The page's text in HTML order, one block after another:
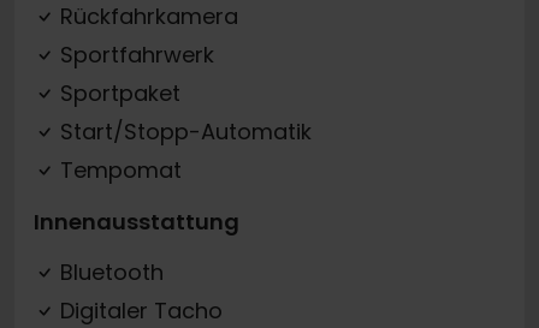
Rückfahrkamera
Sportfahrwerk
Sportpaket
Start/Stopp-Automatik
Tempomat
Innenausstattung
Bluetooth
Digitaler Tacho